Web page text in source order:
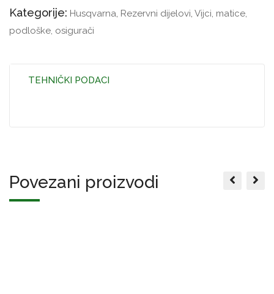
Kategorije: Husqvarna, Rezervni dijelovi, Vijci, matice,
podloške, osigurači
TEHNIČKI PODACI
Povezani proizvodi